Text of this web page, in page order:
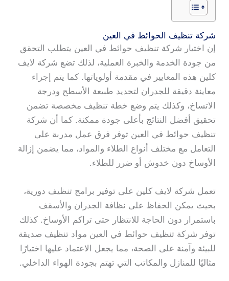
شركة تنظيف الحوائط في العين
إن اختيار شركة تنظيف حوائط في العين يتطلب التحقق
من جودة الخدمة والخبرة العملية، لذلك تضع شركة لايف
كلين هذه المعايير في مقدمة أولوياتها. كما يتم إجراء
معاينة دقيقة للجدران لتحديد طبيعة الأسطح ودرجة
الاتساخ، وكذلك يتم وضع خطة تنظيف مخصصة تضمن
تحقيق أفضل النتائج بأعلى جودة ممكنة. كما أن شركة
تنظيف حوائط في العين توفر فرق عمل مدربة على
التعامل مع مختلف أنواع الطلاء والمواد، مما يضمن إزالة
الأوساخ دون خدوش أو ضرر للطلاء.
تعمل شركة لايف كلين على توفير برامج تنظيف دورية،
بحيث يمكن الحفاظ على نظافة الجدران والأسقف
باستمرار دون الحاجة للانتظار حتى تراكم الأوساخ. كذلك
توفر شركة تنظيف حوائط في العين مواد تنظيف صديقة
للبيئة وآمنة على الصحة، مما يجعل الاعتماد عليها اختيارًا
مثاليًا للمنازل والمكاتب التي تهتم بجودة الهواء الداخلي.